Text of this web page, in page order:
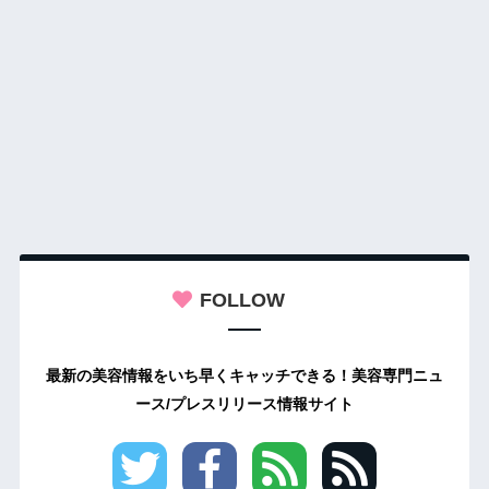
FOLLOW
最新の美容情報をいち早くキャッチできる！美容専門ニュ
ース/プレスリリース情報サイト